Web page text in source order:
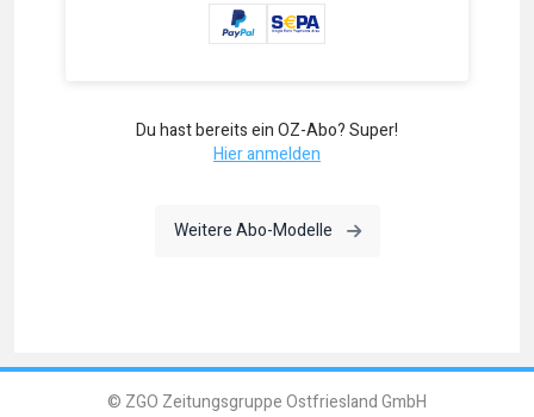
Du hast bereits ein OZ-Abo? Super!
Hier anmelden
Weitere Abo-Modelle
© ZGO Zeitungsgruppe Ostfriesland GmbH